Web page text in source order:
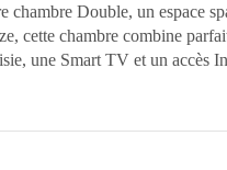
Double, un espace
cette chambre combine
une Smart TV et un accès